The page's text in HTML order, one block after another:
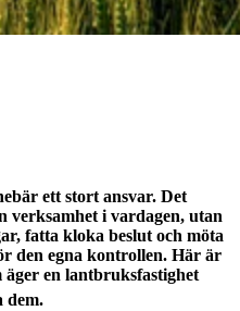
ett stort ansvar. Det
verksamhet i vardagen, utan
fatta kloka beslut och möta
den egna kontrollen. Här är
äger en lantbruksfastighet
dem.